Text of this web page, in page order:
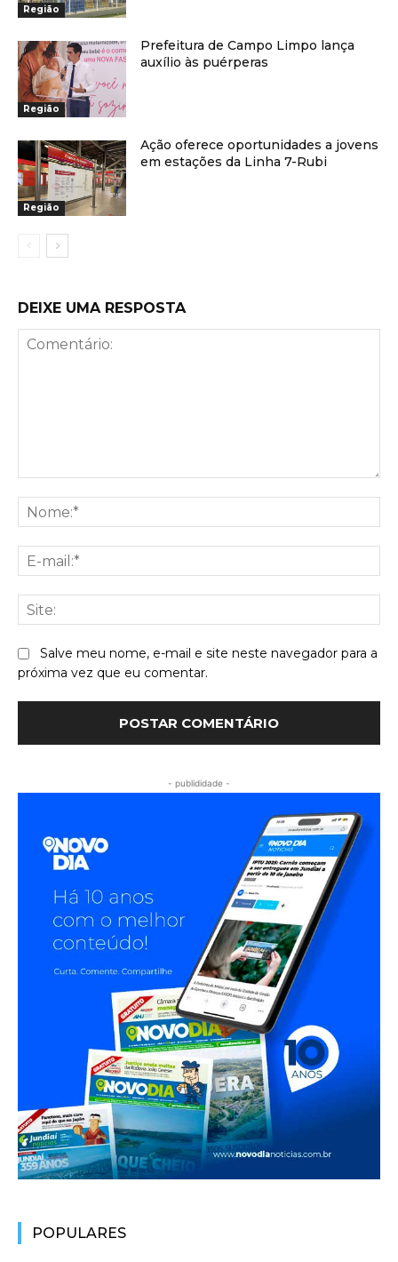
Região
Região
Prefeitura de Campo Limpo lança
auxílio às puérperas
Região
Ação oferece oportunidades a jovens
em estações da Linha 7-Rubi
DEIXE UMA RESPOSTA
Salve meu nome, e-mail e site neste navegador para a
próxima vez que eu comentar.
- publididade -
POPULARES